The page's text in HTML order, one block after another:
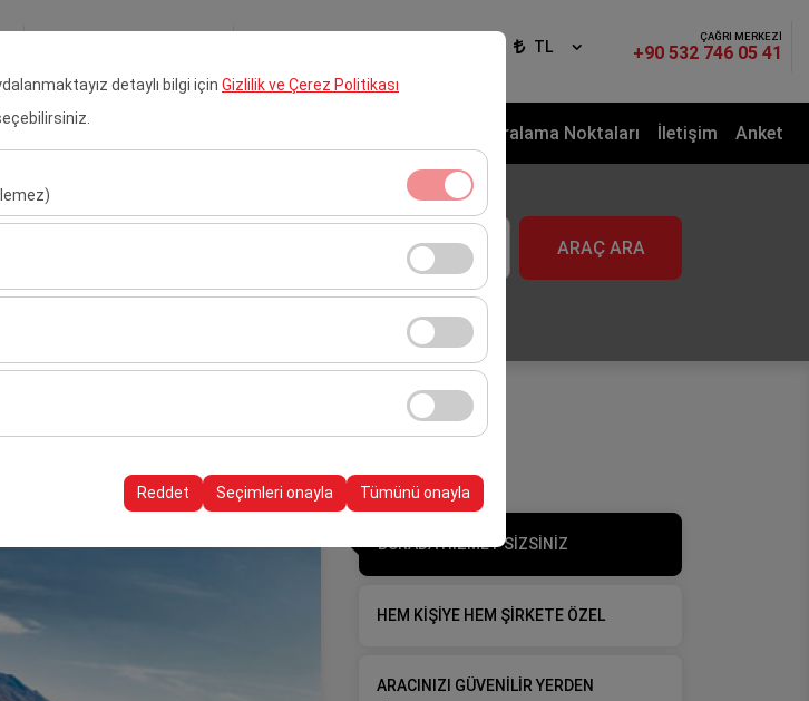
detaylı bilgi için Gizlilik ve Çerez Politikası
oturum yönetimi ve temel işlevler için gereklidir. Devre dışı
en çok ziyaret edilen sayfalar, kullanıcı davranışları) analiz
ve kullanıcı deneyimini sürekli iyileştirmek için kullanılır.
reklamlar göstermemize ve reklam kampanyalarımızın
olanak tanır.
kullanılır.
Reddet Seçimleri onayla Tümünü onayla
TL
ÇAĞRI MERKEZİ
+90 532 746 05 41
Araç Kiralama Kiralama Noktaları İletişim Anket
09:00 ARAÇ ARA
BURADA HİZMET SİZSİNİZ
HEM KİŞİYE HEM ŞİRKETE ÖZEL
ARACINIZI GÜVENİLİR YERDEN